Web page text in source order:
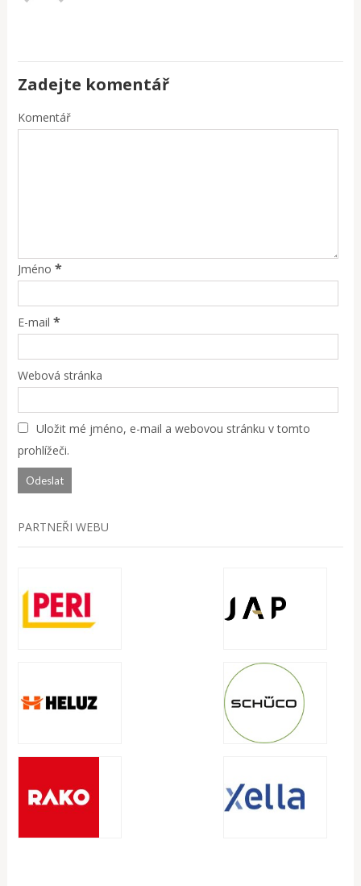
Zadejte komentář
Komentář
Jméno *
E-mail *
Webová stránka
Uložit mé jméno, e-mail a webovou stránku v tomto
prohlížeči.
PARTNEŘI WEBU